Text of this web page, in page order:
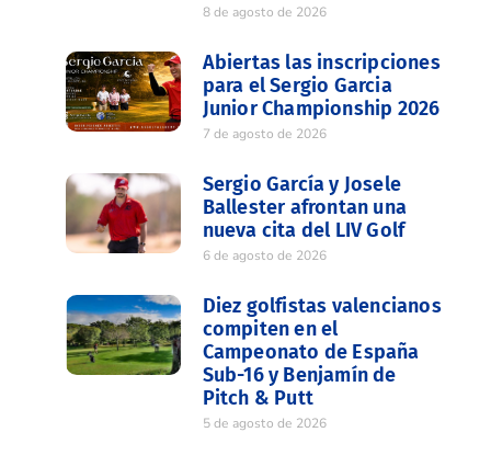
8 de agosto de 2026
Abiertas las inscripciones
para el Sergio Garcia
Junior Championship 2026
7 de agosto de 2026
Sergio García y Josele
Ballester afrontan una
nueva cita del LIV Golf
6 de agosto de 2026
Diez golfistas valencianos
compiten en el
Campeonato de España
Sub-16 y Benjamín de
Pitch & Putt
5 de agosto de 2026